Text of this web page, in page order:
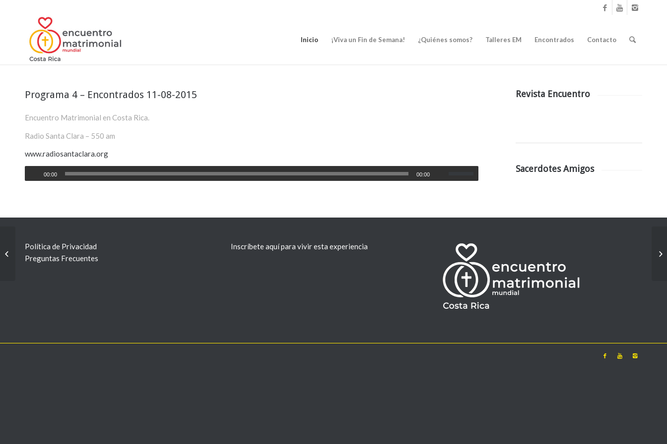
Inicio ¡Viva un Fin de Semana! ¿Quiénes somos? Talleres EM Encontrados Contacto
Programa 4 – Encontrados 11-08-2015
Encuentro Matrimonial en Costa Rica.
Radio Santa Clara – 550 am
www.radiosantaclara.org
00:00 00:00
Revista Encuentro
Sacerdotes Amigos
Política de Privacidad
Preguntas Frecuentes
Inscríbete aquí para vivir esta experiencia
Programa 3 –
2015